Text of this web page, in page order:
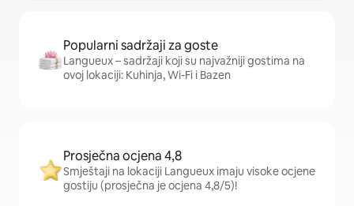
Popularni sadržaji za goste
Langueux – sadržaji koji su najvažniji gostima na
ovoj lokaciji: Kuhinja, Wi-Fi i Bazen
Prosječna ocjena 4,8
Smještaji na lokaciji Langueux imaju visoke ocjene
gostiju (prosječna je ocjena 4,8/5)!